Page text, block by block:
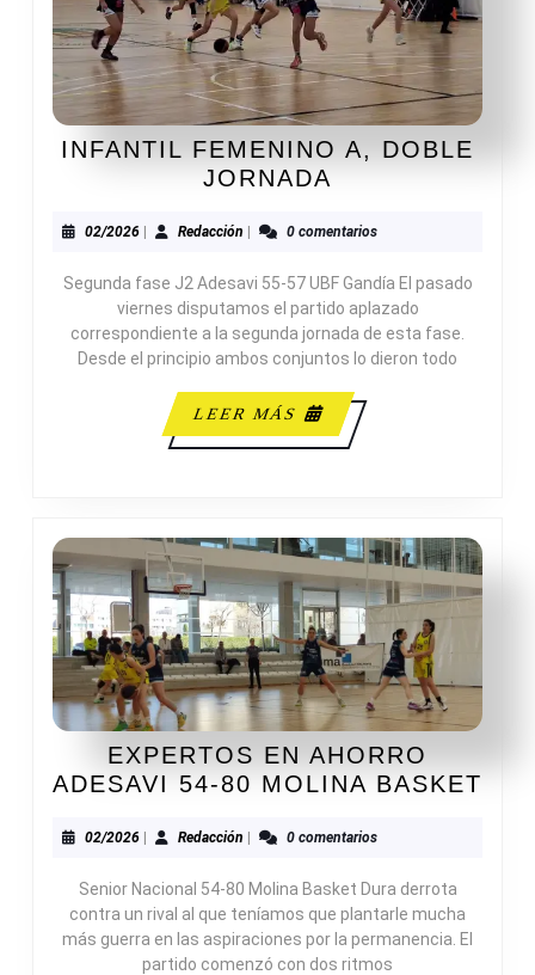
INFANTIL FEMENINO A, DOBLE
JORNADA
A,
JORNADA
02/202602/2026
| RedacciónRedacción
| 0 comentarios
Segunda fase J2 Adesavi 55-57 UBF Gandía El pasado
viernes disputamos el partido aplazado
correspondiente a la segunda jornada de esta fase.
Desde el principio ambos conjuntos lo dieron todo
LEER MÁS
LEER
MÁS
EXPERTOS EN AHORRO
ADESAVI 54-80 MOLINA BASKET
02/202602/2026
| RedacciónRedacción
| 0 comentarios
Senior Nacional 54-80 Molina Basket Dura derrota
contra un rival al que teníamos que plantarle mucha
más guerra en las aspiraciones por la permanencia. El
partido comenzó con dos ritmos